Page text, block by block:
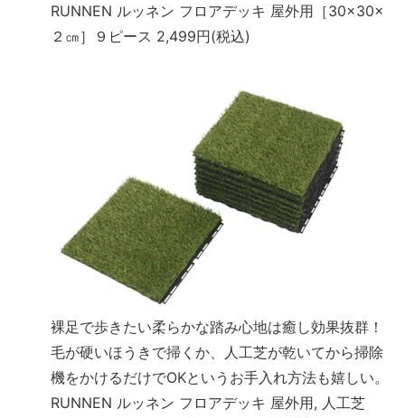
RUNNEN ルッネン フロアデッキ 屋外用［30×30×
２㎝］９ピース 2,499円(税込)
裸足で歩きたい柔らかな踏み心地は癒し効果抜群！
毛が硬いほうきで掃くか、人工芝が乾いてから掃除
機をかけるだけでOKというお手入れ方法も嬉しい。
RUNNEN ルッネン フロアデッキ 屋外用, 人工芝